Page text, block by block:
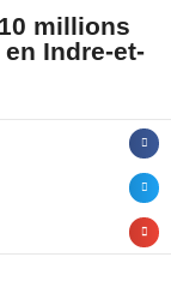
millions
Indre-et-